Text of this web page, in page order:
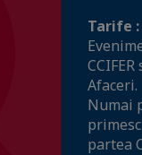
Tarife :
Afaceri.
Numai
partea